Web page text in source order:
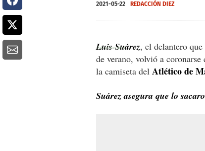
2021-05-22 REDACCIÓN DIEZ
Luis Suárez, el delantero
de verano, volvió a
la camiseta del Atlético de
Suárez asegura que lo